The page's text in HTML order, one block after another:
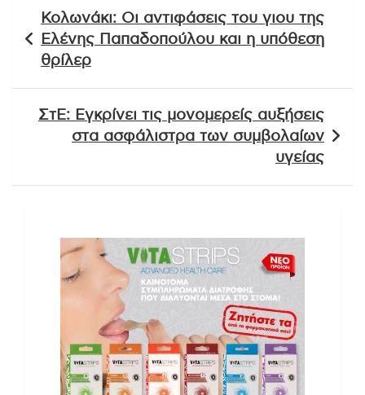
άρθρων
Κολωνάκι: Οι αντιφάσεις του γιου της
Ελένης Παπαδοπούλου και η υπόθεση
θρίλερ
ΣτΕ: Εγκρίνει τις μονομερείς αυξήσεις
στα ασφάλιστρα των συμβολαίων
υγείας